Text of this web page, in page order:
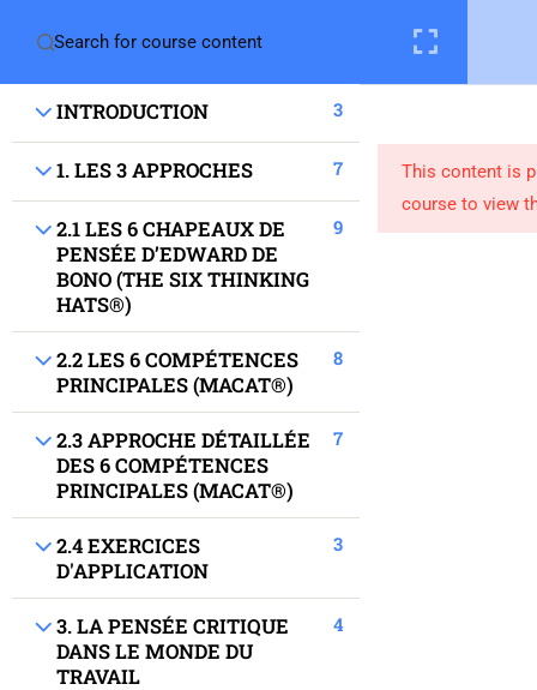
INTRODUCTION 3
1. LES 3 APPROCHES 7
2.1 LES 6 CHAPEAUX DE
PENSÉE D’EDWARD DE
BONO (THE SIX THINKING
HATS®)
9
2.2 LES 6 COMPÉTENCES
PRINCIPALES (MACAT®)
8
2.3 APPROCHE DÉTAILLÉE
DES 6 COMPÉTENCES
PRINCIPALES (MACAT®)
7
2.4 EXERCICES
D'APPLICATION
3
3. LA PENSÉE CRITIQUE
DANS LE MONDE DU
TRAVAIL
4
This content is
course to view
Migrantech
Le projet
Boite à outils
Qui nous-sommes?
Liens